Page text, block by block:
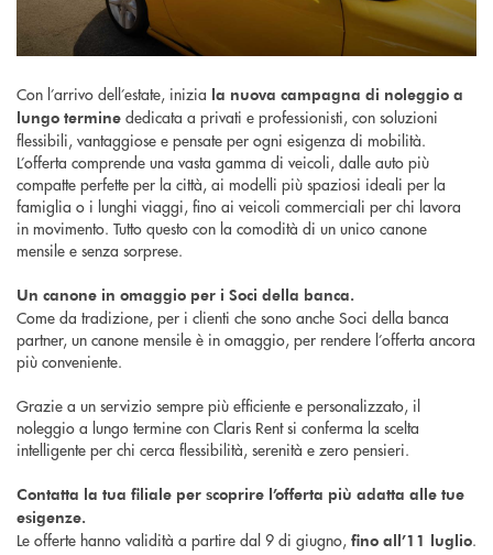
Con l’arrivo dell’estate, inizia la nuova campagna di noleggio a
lungo termine dedicata a privati e professionisti, con soluzioni
flessibili, vantaggiose e pensate per ogni esigenza di mobilità.
L’offerta comprende una vasta gamma di veicoli, dalle auto più
compatte perfette per la città, ai modelli più spaziosi ideali per la
famiglia o i lunghi viaggi, fino ai veicoli commerciali per chi lavora
in movimento. Tutto questo con la comodità di un unico canone
mensile e senza sorprese.
Un canone in omaggio per i Soci della banca.
Come da tradizione, per i clienti che sono anche Soci della banca
partner, un canone mensile è in omaggio, per rendere l’offerta ancora
più conveniente.
Grazie a un servizio sempre più efficiente e personalizzato, il
noleggio a lungo termine con Claris Rent si conferma la scelta
intelligente per chi cerca flessibilità, serenità e zero pensieri.
Contatta la tua filiale per scoprire l’offerta più adatta alle tue
esigenze.
Le offerte hanno validità a partire dal 9 di giugno, fino all’11 luglio.